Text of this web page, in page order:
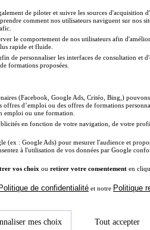
de piloter et suivre les sources d'acquisition
comment nos utilisateurs naviguent sur nos
le comportement de nos utilisateurs afin
rapide et fluide.
de personnaliser les interfaces de consultation et
formations proposées.
(Facebook, Google Ads, Critéo, Bing,)
offres d’emploi ou des offres de formations
emploi ou une formation.
en fonction de votre navigation, de votre
(ex : Google Ads) pour mesurer l'audience et
à l'utilisation de vos données par Google
vos choix ou retirer votre consentement en
de confidentialité et notre Politique
mes choix Tout accepter